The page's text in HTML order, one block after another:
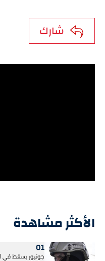
شارك
الأكثر مشاهدة
01
جونيور يسقط في